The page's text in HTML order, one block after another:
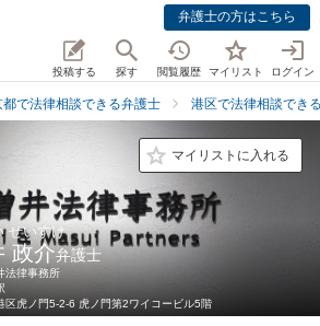
弁護士の方はこちら
投稿する 探す 閲覧履歴 マイリスト ログイン
都で法律相談できる弁護士 港区で法律相談でき
マイリストに入れる
せいすけ
政介弁護士
法律事務所
区虎ノ門5-2-6 虎ノ門第2ワイコービル5階